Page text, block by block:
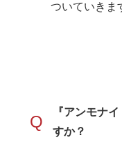
ついていきま
Q
『アンモナ
すか？